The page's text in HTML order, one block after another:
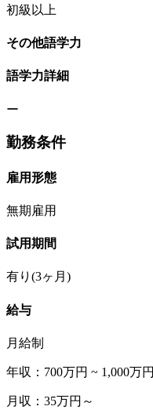
初級以上
その他語学力
語学力詳細
ー
勤務条件
雇用形態
無期雇用
試用期間
有り(3ヶ月)
給与
月給制
年収：700万円 ~ 1,000万円
月収：35万円～